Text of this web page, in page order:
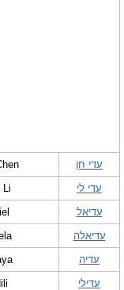
עדי חן
עדי לי
Li
עדיאל
עדיאלה
עדיה
עדילי